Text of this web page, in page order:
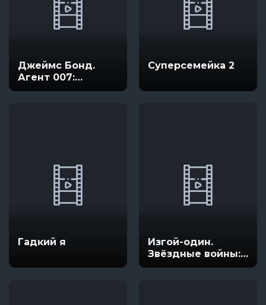
Джеймс Бонд.
Агент 007:
Координаты
Суперсемейка 2
Гадкий я
Изгой-один.
Звёздные войны:
Истории